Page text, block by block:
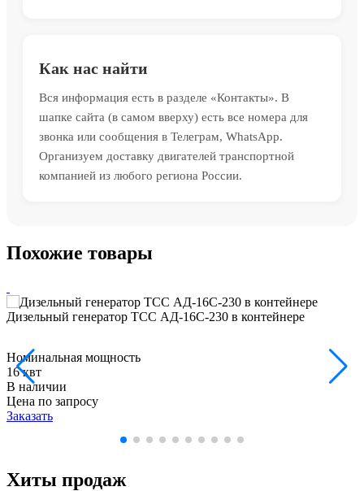
Как нас найти
Вся информация есть в разделе «Контакты». В
шапке сайта (в самом вверху) есть все номера для
звонка или сообщения в Телеграм, WhatsApp.
Организуем доставку двигателей транспортной
компанией из любого региона России.
Похожие товары
Дизельный генератор ТСС АД-16С-230 в контейнере
Номинальная мощность
16 квт
В наличии
Цена по запросу
Заказать
Хиты продаж